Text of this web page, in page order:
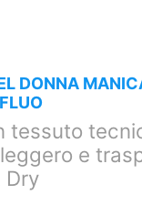
DONNA
tessuto
e
Dry